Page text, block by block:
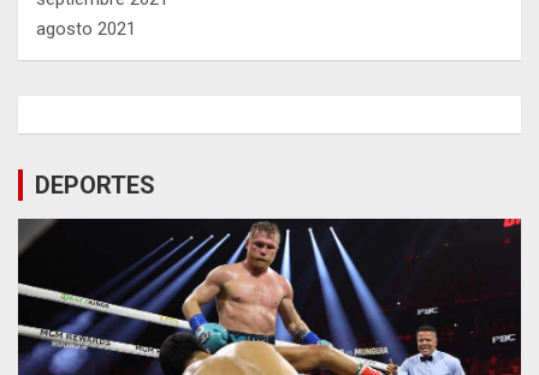
agosto 2021
DEPORTES